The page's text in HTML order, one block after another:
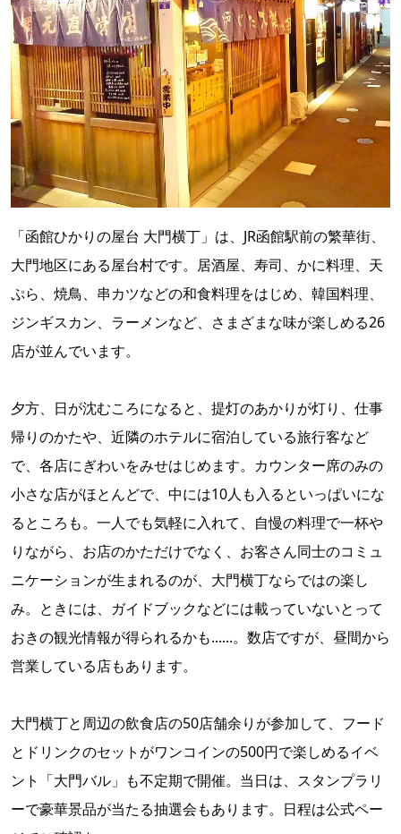
「函館ひかりの屋台 大門横丁」は、JR函館駅前の繁華街、
大門地区にある屋台村です。居酒屋、寿司、かに料理、天
ぷら、焼鳥、串カツなどの和食料理をはじめ、韓国料理、
ジンギスカン、ラーメンなど、さまざまな味が楽しめる26
店が並んでいます。
夕方、日が沈むころになると、提灯のあかりが灯り、仕事
帰りのかたや、近隣のホテルに宿泊している旅行客など
で、各店にぎわいをみせはじめます。カウンター席のみの
小さな店がほとんどで、中には10人も入るといっぱいにな
るところも。一人でも気軽に入れて、自慢の料理で一杯や
りながら、お店のかただけでなく、お客さん同士のコミュ
ニケーションが生まれるのが、大門横丁ならではの楽し
み。ときには、ガイドブックなどには載っていないとって
おきの観光情報が得られるかも......。数店ですが、昼間から
営業している店もあります。
大門横丁と周辺の飲食店の50店舗余りが参加して、フード
とドリンクのセットがワンコインの500円で楽しめるイベ
ント「大門バル」も不定期で開催。当日は、スタンプラリ
ーで豪華景品が当たる抽選会もあります。日程は公式ペー